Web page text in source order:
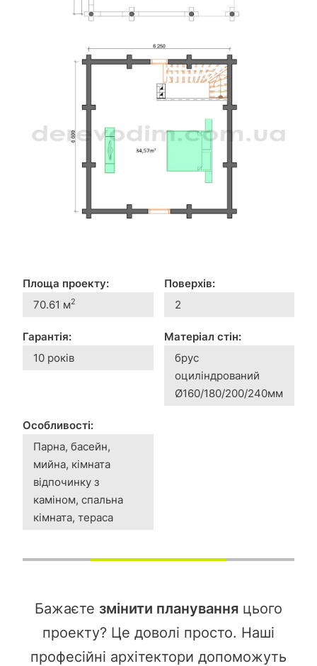
Площа проекту:
70.61 м2
Поверхів:
2
Гарантія:
10 років
Матеріал стін:
брус
оциліндрований
Ø160/180/200/240мм
Особливості:
Парна, басейн,
мийна, кімната
відпочинку з
каміном, спальна
кімната, тераса
Бажаєте змінити планування цього
проекту? Це доволі просто. Наші
професійні архітектори допоможуть